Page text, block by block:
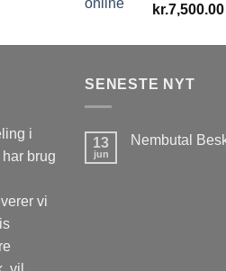
kr.7,500.00
i
brug
vi
SENESTE NYT
13
jun
Nembutal